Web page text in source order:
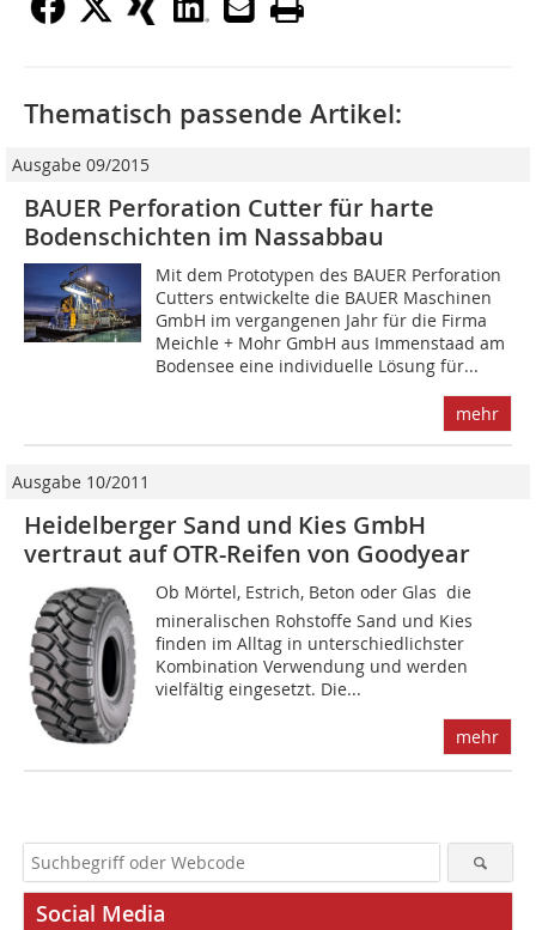
Thematisch passende Artikel:
Ausgabe 09/2015
BAUER Perforation Cutter für harte
Bodenschichten im Nassabbau
Mit dem Prototypen des BAUER Perforation
Cutters entwickelte die BAUER Maschinen
GmbH im vergangenen Jahr für die Firma
Meichle + Mohr GmbH aus Immenstaad am
Bodensee eine individuelle Lösung für...
mehr
Ausgabe 10/2011
Heidelberger Sand und Kies GmbH
vertraut auf OTR-Reifen von Goodyear
Ob Mörtel, Estrich, Beton oder Glas  die
mineral­ischen Rohstoffe Sand und Kies
finden im Alltag in unterschiedlichster
Kombination Verwendung und werden
vielfältig eingesetzt. Die...
mehr
Social Media